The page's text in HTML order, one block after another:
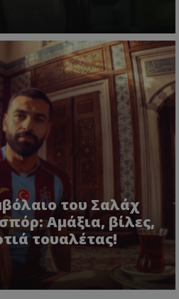
του Σαλάχ
Αμάξια, βίλες,
τουαλέτας!